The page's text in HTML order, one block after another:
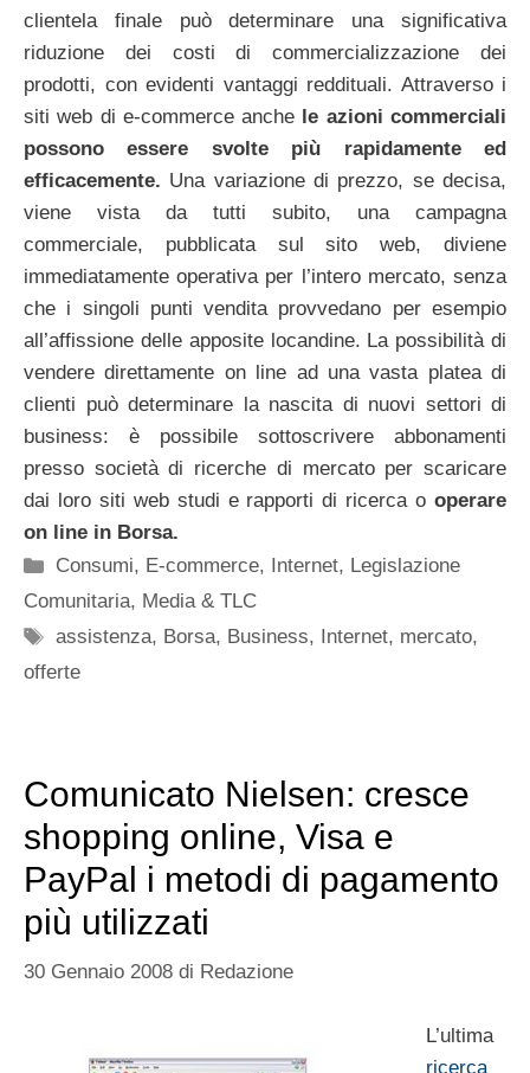
clientela finale può determinare una significativa
riduzione dei costi di commercializzazione dei
prodotti, con evidenti vantaggi reddituali. Attraverso i
siti web di e-commerce anche le azioni commerciali
possono essere svolte più rapidamente ed
efficacemente. Una variazione di prezzo, se decisa,
viene vista da tutti subito, una campagna
commerciale, pubblicata sul sito web, diviene
immediatamente operativa per l’intero mercato, senza
che i singoli punti vendita provvedano per esempio
all’affissione delle apposite locandine. La possibilità di
vendere direttamente on line ad una vasta platea di
clienti può determinare la nascita di nuovi settori di
business: è possibile sottoscrivere abbonamenti
presso società di ricerche di mercato per scaricare
dai loro siti web studi e rapporti di ricerca o operare
on line in Borsa.
Categorie
Consumi, E-commerce, Internet, Legislazione
Comunitaria, Media & TLC
Tag
assistenza, Borsa, Business, Internet, mercato,
offerte
Comunicato Nielsen: cresce
shopping online, Visa e
PayPal i metodi di pagamento
più utilizzati
30 Gennaio 2008 di Redazione
L’ultima
ricerca